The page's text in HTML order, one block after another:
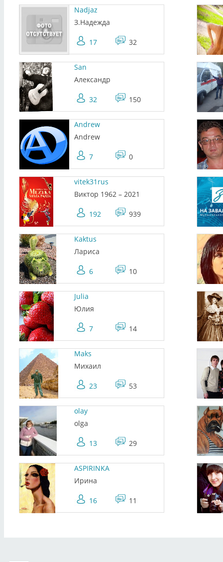
Nadjaz
З.Надежда
17 32
San
Александр
32 150
Andrew
Andrew
7 0
vitek31rus
Виктор 1962 – 2021
192 939
Kaktus
Лариса
6 10
Julia
Юлия
7 14
Maks
Михаил
23 53
olay
olga
13 29
ASPIRINKA
Ирина
16 11